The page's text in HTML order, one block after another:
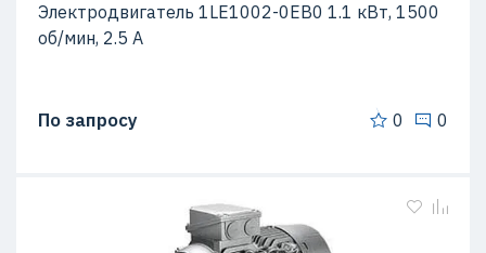
Электродвигатель 1LE1002-0EB0 1.1 кВт, 1500
об/мин, 2.5 A
По запросу 0 0